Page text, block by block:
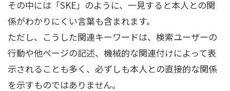
その中には「SKE」のように、一見すると本人との関
係がわかりにくい言葉も含まれます。
ただし、こうした関連キーワードは、検索ユーザーの
行動や他ページの記述、機械的な関連付けによって表
示されることも多く、必ずしも本人との直接的な関係
を示すものではありません。